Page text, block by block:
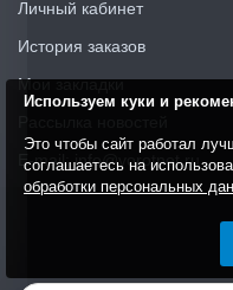
Личный кабинет
История заказов
Мои закладки
E-mail: info@vorotnet.ru
Используем куки и
Это чтобы сайт работал
соглашаетесь на
обработки персональных